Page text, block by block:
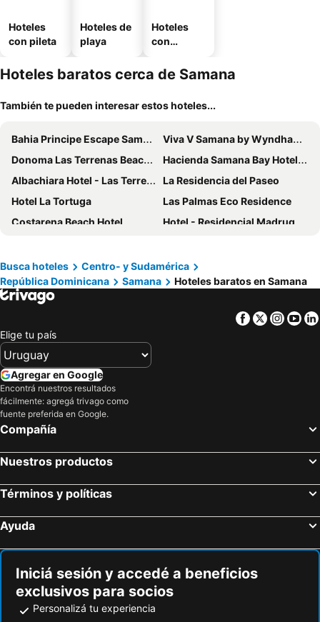
Hoteles
con pileta
Hoteles de
playa
Hoteles
con
miento
Hoteles baratos cerca de Samana
También te pueden interesar estos hoteles...
Bahia Principe Escape Samana +18
Viva V Samana by Wyndham, A Trademark Adults All Inclusive
Donoma Las Terrenas Beach Hotel & Spa, Autograph Collection
Hacienda Samana Bay Hotel & Residence
Albachiara Hotel - Las Terrenas
La Residencia del Paseo
Hotel La Tortuga
Las Palmas Eco Residence
Costarena Beach Hotel
Hotel - Residencial Madrugada
La Pala Suites
Busca hoteles
Centro- y Sudamérica
República Dominicana
Samana Hoteles baratos en Samana
Facebook
Twitter
Elige tu país
Agregar en Google
Encontrá nuestros resultados
fácilmente: agregá trivago como
fuente preferida en Google.
Compañía
Nuestros productos
Términos y políticas
Ayuda
Iniciá sesión y accedé a beneficios
exclusivos para socios
Personalizá tu experiencia